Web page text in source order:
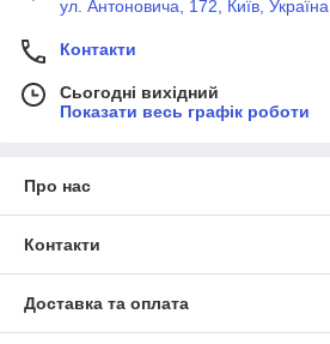
ул. Антоновича, 172, Київ, Україна
Контакти
Сьогодні вихідний
Показати весь графік роботи
Про нас
Контакти
Доставка та оплата